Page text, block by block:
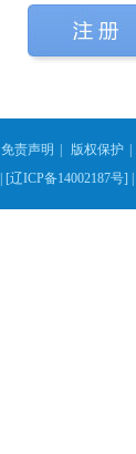
免责声明 版权保护
[辽ICP备14002187号] |